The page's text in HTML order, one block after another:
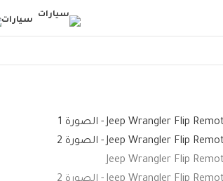
سيارات